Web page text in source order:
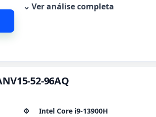
⌄ Ver análise completa
52-96AQ
⚙️ Intel Core i9-13900H